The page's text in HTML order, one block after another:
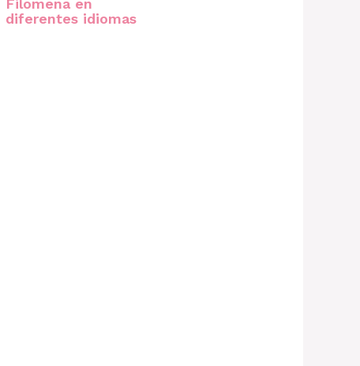
Filomena en
diferentes idiomas